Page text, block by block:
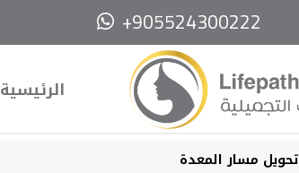
+905524300222
الرئيسية
تحويل مسار المعدة